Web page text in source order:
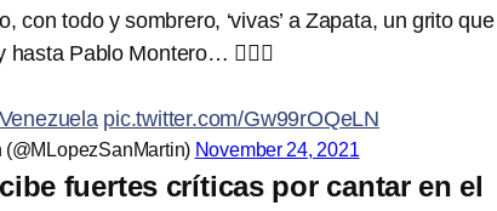
con todo y sombrero, ‘vivas’ a Zapata, un grito que
Pablo Montero… 🤦🏽‍♂️
pic.twitter.com/Gw99rOQeLN
November 24, 2021
fuertes críticas por cantar en el